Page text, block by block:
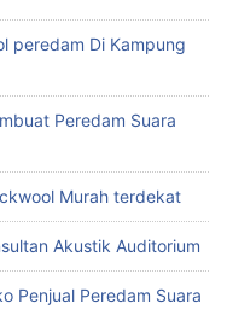
peredam Di Kampung
Peredam Suara
Murah terdekat
Akustik Auditorium
Penjual Peredam Suara